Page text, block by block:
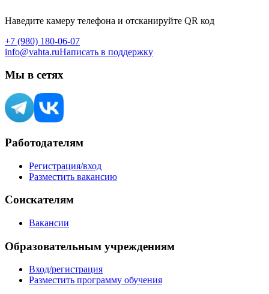
Наведите камеру телефона и отсканируйте QR код
+7 (980) 180-06-07
info@vahta.ruНаписать в поддержку
Мы в сетях
Работодателям
Регистрация/вход
Разместить вакансию
Соискателям
Вакансии
Образовательным учреждениям
Вход/регистрация
Разместить программу обучения